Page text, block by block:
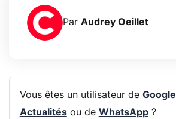
Par Audrey Oeillet
Vous êtes un utilisateur de Google
Actualitésou de WhatsApp?